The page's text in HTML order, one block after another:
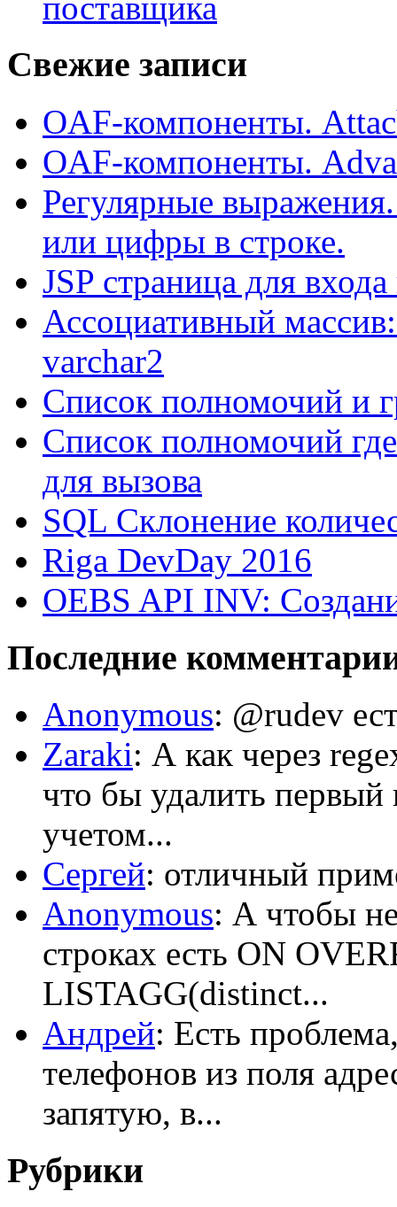
Свежие записи
OAF-компоненты.
OAF-компоненты.
Регулярные
или цифры в строке.
JSP страница для
Ассоциативный
varchar2
Список полномочий и
Список полномочий
для вызова
SQL Склонение
Riga DevDay 2016
OEBS API INV:
Последние
Anonymous: @rudev
Zaraki: А как через
что бы удалить первый
учетом...
Сергей: отличный
Anonymous: А чтобы
строках есть ON
LISTAGG(distinct...
Андрей: Есть
телефонов из поля
запятую, в...
Рубрики